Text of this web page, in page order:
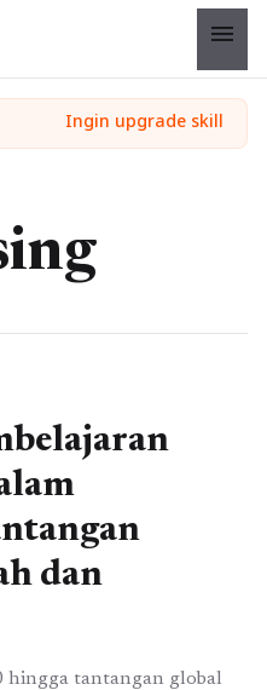
menu
dan
hingga tantangan global